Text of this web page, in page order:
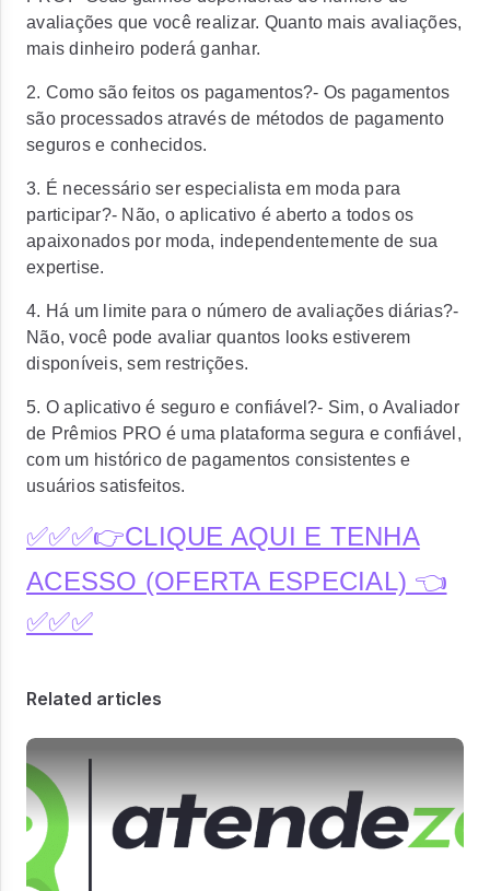
avaliações que você realizar. Quanto mais avaliações,
mais dinheiro poderá ganhar.
2. Como são feitos os pagamentos?- Os pagamentos
são processados através de métodos de pagamento
seguros e conhecidos.
3. É necessário ser especialista em moda para
participar?- Não, o aplicativo é aberto a todos os
apaixonados por moda, independentemente de sua
expertise.
4. Há um limite para o número de avaliações diárias?-
Não, você pode avaliar quantos looks estiverem
disponíveis, sem restrições.
5. O aplicativo é seguro e confiável?- Sim, o Avaliador
de Prêmios PRO é uma plataforma segura e confiável,
com um histórico de pagamentos consistentes e
usuários satisfeitos.
✅✅✅👉CLIQUE AQUI E TENHA
ACESSO (OFERTA ESPECIAL) 👈
✅✅✅
Related articles